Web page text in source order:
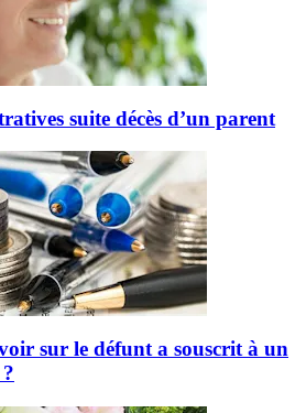
suite décès d’un parent
sur le défunt a souscrit à un